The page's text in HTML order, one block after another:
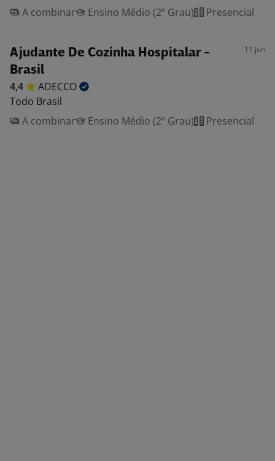
A combinar
Ensino Médio (2º Grau) Presencial
Ajudante De Cozinha Hospitalar -
Brasil
11 jun
4,4
ADECCO
Todo Brasil
A combinar
Ensino Médio (2º Grau) Presencial